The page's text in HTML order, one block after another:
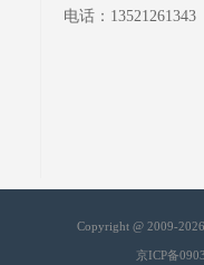
电话：13521261343
Copyright @ 2009-
京ICP备